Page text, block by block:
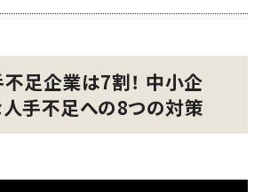
足企業は7割！ 中小企
手不足への8つの対策